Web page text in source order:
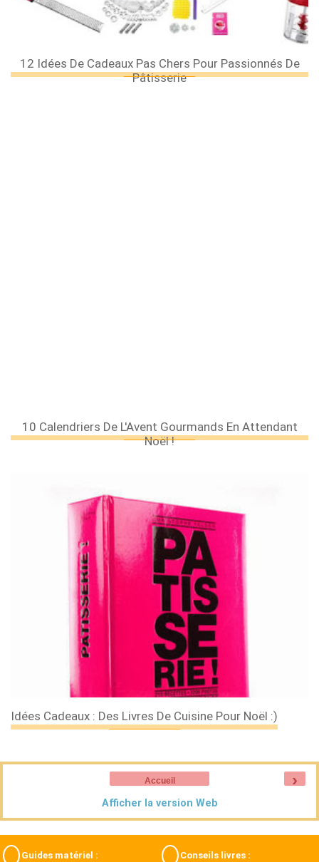
12 Idées De Cadeaux Pas Chers Pour Passionnés De
Pâtisserie
10 Calendriers De L'Avent Gourmands En Attendant
Noël !
Idées Cadeaux : Des Livres De Cuisine Pour Noël :)
›
Accueil
Afficher la version Web
Guides matériel : Conseils livres :